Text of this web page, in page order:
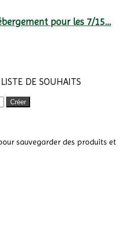
pour les 7/15...
DE SOUHAITS
Créer
sauvegarder des produits et